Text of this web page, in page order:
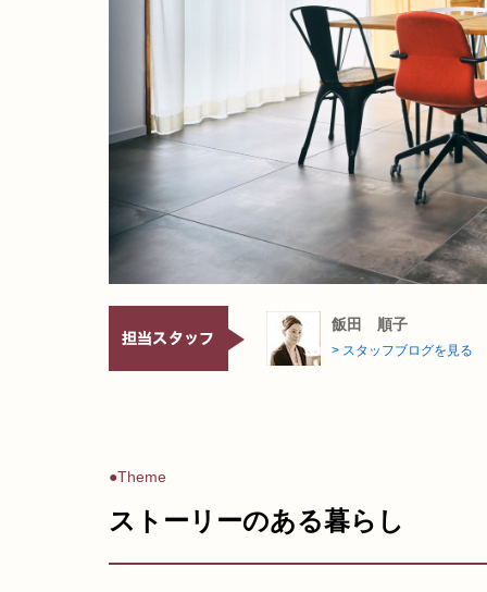
飯田 順子
> スタッフブログを見る
●Theme
ストーリーのある暮らし